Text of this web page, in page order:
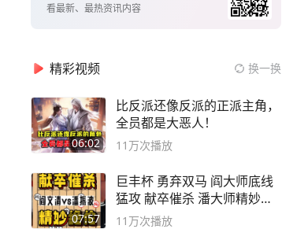
看最新、最热资讯内容
精彩视频 换一换
06:02
比反派还像反派的正派主角，
全员都是大恶人！
11万次播放
07:57
巨丰杯 勇弃双马 阎大师底线
猛攻 献卒催杀 潘大师精妙入
局
11万次播放